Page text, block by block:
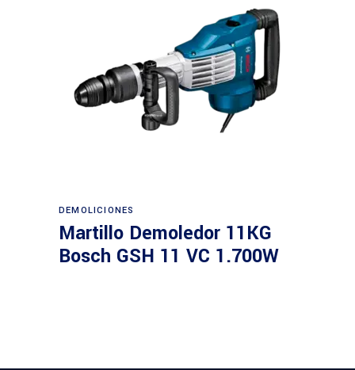
DEMOLICIONES
Martillo Demoledor 11KG
Bosch GSH 11 VC 1.700W